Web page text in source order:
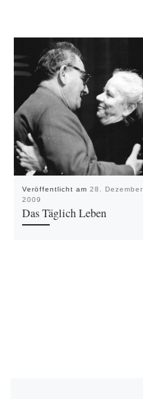
Veröffentlicht am 28. Dezember
2009
Das Täglich Leben